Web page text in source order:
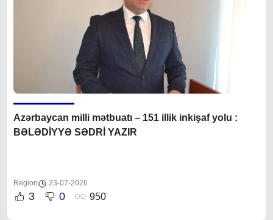
Azərbaycan milli mətbuatı – 151 illik inkişaf yolu :
BƏLƏDİYYƏ SƏDRİ YAZIR
Region 23-07-2026
3 0 950